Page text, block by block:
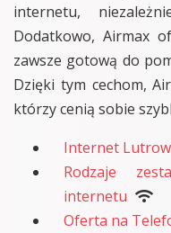
internetu,
Dodatkowo, Airmax
zawsze gotową do
Dzięki tym cechom,
którzy cenią sobie
Internet
Rodzaje
internetu
Oferta na